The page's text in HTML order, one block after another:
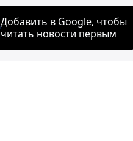
Добавить в Google, чтобы
читать новости первым